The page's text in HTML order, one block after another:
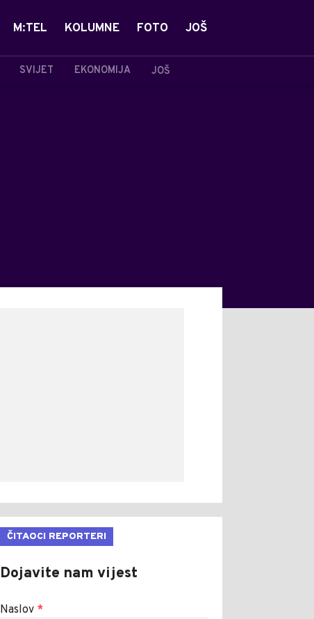
SVIJET EKONOMIJA JOŠ
M:TEL KOLUMNE FOTO JOŠ
ČITAOCI REPORTERI
Dojavite nam vijest
Naslov *